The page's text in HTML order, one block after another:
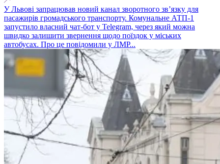
У Львові запрацював новий канал зворотного зв’язку для
пасажирів громадського транспорту. Комунальне АТП-1
запустило власний чат-бот у Telegram, через який можна
швидко залишити звернення щодо поїздок у міських
автобусах. Про це повідомили у ЛМР...